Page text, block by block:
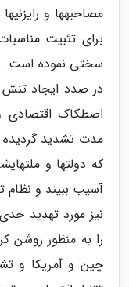
مصاحبهها و
برای تثبیت
سختی نموده است.
در صدد ایجاد
اصطکاک اقتصادی
مدت تشدید
که دولتها و
آسیب ببیند و نظام
نیز مورد تهدید
را به منظور روشن
چین و آمریکا و